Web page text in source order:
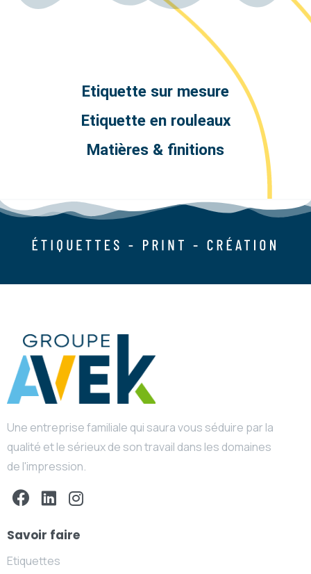
Etiquette sur mesure
Etiquette en rouleaux
Matières & finitions
Une entreprise familiale qui saura vous séduire par la
qualité et le sérieux de son travail dans les domaines
de l'impression.
Savoir faire
Etiquettes